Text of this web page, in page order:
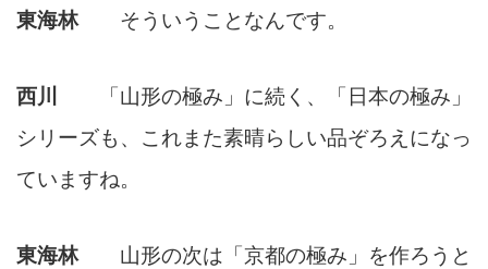
東海林 そういうことなんです。
西川
「山形の極み」に続く、「日本の極み」
シリーズも、これまた素晴らしい品ぞろえになっ
ていますね。
東海林 山形の次は「京都の極み」を作ろうと